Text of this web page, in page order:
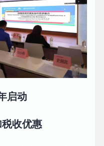
启动
收优惠